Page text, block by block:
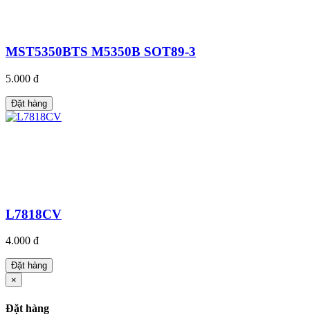
MST5350BTS M5350B SOT89-3
5.000 đ
Đặt hàng
L7818CV
4.000 đ
Đặt hàng
×
Đặt hàng